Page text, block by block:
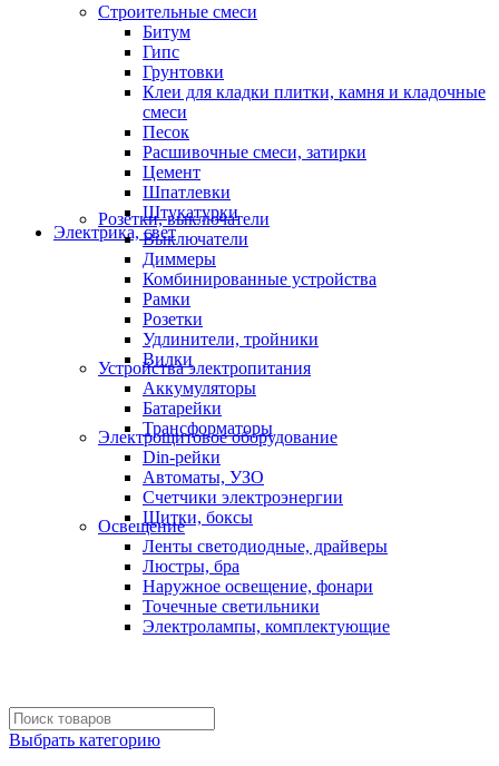
Строительные смеси
Битум
Гипс
Грунтовки
Клеи для кладки плитки, камня и кладочные
смеси
Песок
Расшивочные смеси, затирки
Цемент
Шпатлевки
Штукатурки
Электрика, свет
Розетки, выключатели
Выключатели
Диммеры
Комбинированные устройства
Рамки
Розетки
Удлинители, тройники
Вилки
Устройства электропитания
Аккумуляторы
Батарейки
Трансформаторы
Электрощитовое оборудование
Din-рейки
Автоматы, УЗО
Счетчики электроэнергии
Щитки, боксы
Освещение
Ленты светодиодные, драйверы
Люстры, бра
Наружное освещение, фонари
Точечные светильники
Электролампы, комплектующие
Выбрать категорию